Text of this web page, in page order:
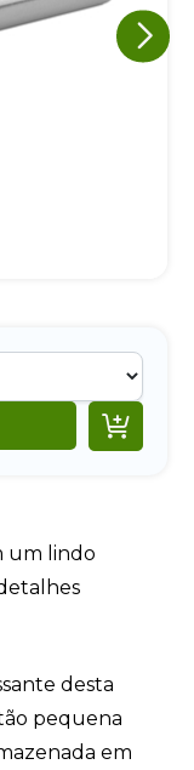

um lindo
desta
pequena
em
e respeitar
apenas para fins
a